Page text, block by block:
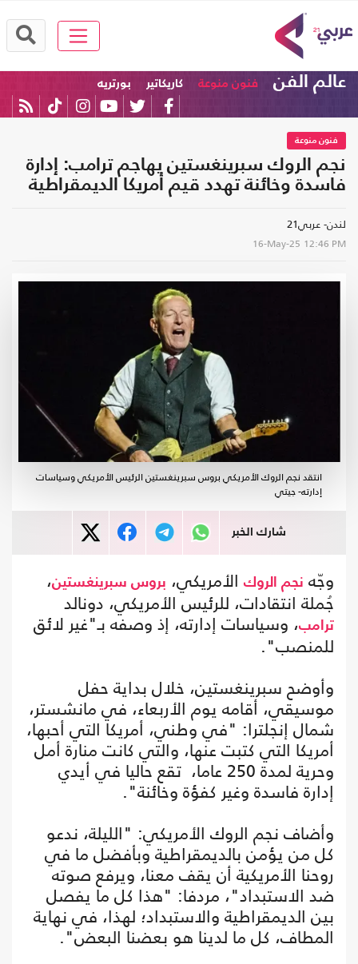
عالم الفن فنون منوعة كاريكاتير بورتريه
فنون منوعة
نجم الروك سبرينغستين يهاجم ترامب: إدارة
فاسدة وخائنة تهدد قيم أمريكا الديمقراطية
لندن- عربي21
16-May-25 12:46 PM
انتقد نجم الروك الأمريكي بروس سبرينغستين الرئيس الأمريكي وسياسات
إدارته- جيتي
شارك الخبر
وجّه نجم الروك الأمريكي، بروس سبرينغستين،
جُملة انتقادات، للرئيس الأمريكي، دونالد
ترامب، وسياسات إدارته، إذ وصفه بـ"غير لائق
للمنصب".
وأوضح سبرينغستين، خلال بداية حفل
موسيقي، أقامه يوم الأربعاء، في مانشستر،
شمال إنجلترا: "في وطني، أمريكا التي أحبها،
أمريكا التي كتبت عنها، والتي كانت منارة أمل
وحرية لمدة 250 عاما، تقع حاليا في أيدي
إدارة فاسدة وغير كفؤة وخائنة".
وأضاف نجم الروك الأمريكي: "الليلة، ندعو
كل من يؤمن بالديمقراطية وبأفضل ما في
روحنا الأمريكية أن يقف معنا، ويرفع صوته
ضد الاستبداد"، مردفا: "هذا كل ما يفصل
بين الديمقراطية والاستبداد؛ لهذا، في نهاية
المطاف، كل ما لدينا هو بعضنا البعض".